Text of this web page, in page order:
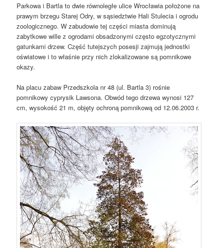
Parkowa i Bartla to dwie równoległe ulice Wrocławia położone na
prawym brzegu Starej Odry, w sąsiedztwie Hali Stulecia i ogrodu
zoologicznego. W zabudowie tej części miasta dominują
zabytkowe wille z ogrodami obsadzonymi często egzotycznymi
gatunkami drzew. Część tutejszych posesji zajmują jednostki
oświatowe i to właśnie przy nich zlokalizowane są pomnikowe
okazy.
Na placu zabaw Przedszkola nr 48 (ul. Bartla 3) rośnie
pomnikowy cyprysik Lawsona. Obwód tego drzewa wynosi 127
cm, wysokość 21 m, objęty ochroną pomnikową od 12.06.2003 r.